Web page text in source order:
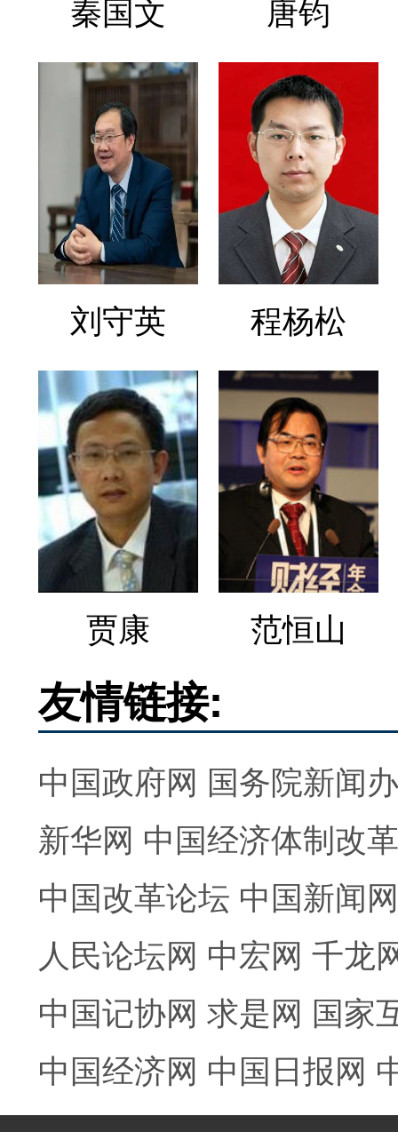
秦国文 唐钧
刘守英 程杨松
贾康 范恒山
友情链接:
中国政府网 国务院新闻
新华网 中国经济体制改
中国改革论坛 中国新闻网
人民论坛网 中宏网 千龙
中国记协网 求是网 国家
中国经济网 中国日报网